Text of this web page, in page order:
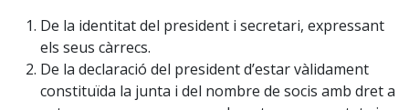
De la identitat del president i secretari, expressant
els seus càrrecs.
De la declaració del president d’estar vàlidament
constituïda la junta i del nombre de socis amb dret a